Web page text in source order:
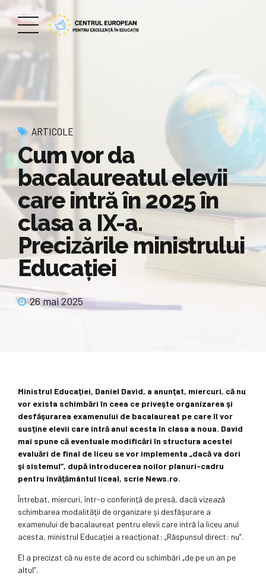
ARTICOLE
Cum vor da
bacalaureatul elevii
care intră în 2025 în
clasa a IX-a.
Precizările ministrului
Educației
26 mai 2025
Ministrul Educaţiei, Daniel David, a anunţat, miercuri, că nu
vor exista schimbări în ceea ce priveşte organizarea şi
desfăşurarea examenului de bacalaureat pe care îl vor
susţine elevii care intră anul acesta în clasa a noua. David
mai spune că eventuale modificări în structura acestei
evaluări de final de liceu se vor implementa „dacă va dori
şi sistemul”, după introducerea noilor planuri-cadru
pentru învăţământul liceal, scrie News.ro.
Întrebat, miercuri, într-o conferinţă de presă, dacă vizează
schimbarea modalităţii de organizare şi desfăşurare a
examenului de bacalaureat pentru elevii care intră la liceu anul
acesta, ministrul Educaţiei a reacţionat: „Răspunsul direct: nu”.
El a precizat că nu este de acord cu schimbări „de pe un an pe
altul”.